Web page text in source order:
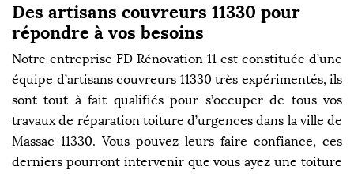
Des artisans couvreurs 11330 pour
répondre à vos besoins
Notre entreprise FD Rénovation 11 est constituée d’une
équipe d’artisans couvreurs 11330 très expérimentés, ils
sont tout à fait qualifiés pour s’occuper de tous vos
travaux de réparation toiture d’urgences dans la ville de
Massac 11330. Vous pouvez leurs faire confiance, ces
derniers pourront intervenir que vous ayez une toiture